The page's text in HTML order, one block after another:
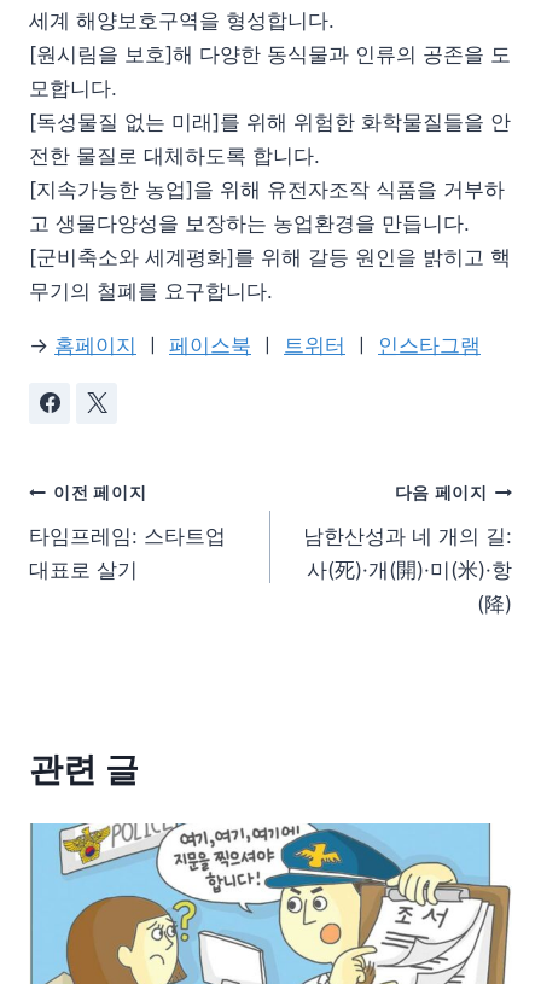
세계 해양보호구역을 형성합니다.
[원시림을 보호]해 다양한 동식물과 인류의 공존을 도
모합니다.
[독성물질 없는 미래]를 위해 위험한 화학물질들을 안
전한 물질로 대체하도록 합니다.
[지속가능한 농업]을 위해 유전자조작 식품을 거부하
고 생물다양성을 보장하는 농업환경을 만듭니다.
[군비축소와 세계평화]를 위해 갈등 원인을 밝히고 핵
무기의 철폐를 요구합니다.
→ 홈페이지 ㅣ 페이스북 ㅣ 트위터 ㅣ 인스타그램
이전 페이지
타임프레임: 스타트업
대표로 살기
다음 페이지
남한산성과 네 개의 길:
사(死)·개(開)·미(米)·항
(降)
관련 글